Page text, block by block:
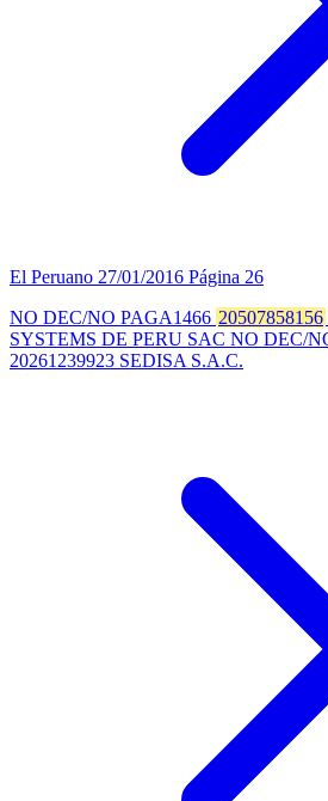
El Peruano 27/01/2016 Página 26
NO DEC/NO PAGA1466 20507858156
SYSTEMS DE PERU SAC NO DEC/
20261239923 SEDISA S.A.C.